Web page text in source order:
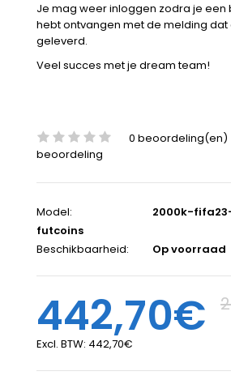
Je mag weer inloggen zodra je een
hebt ontvangen met de melding dat
geleverd.
Veel succes met je dream team!
0 beoordeling(en)
beoordeling
Model:
2000k-
futcoins
Beschikbaarheid:
Op voorraad
442,70€
Excl. BTW: 442,70€